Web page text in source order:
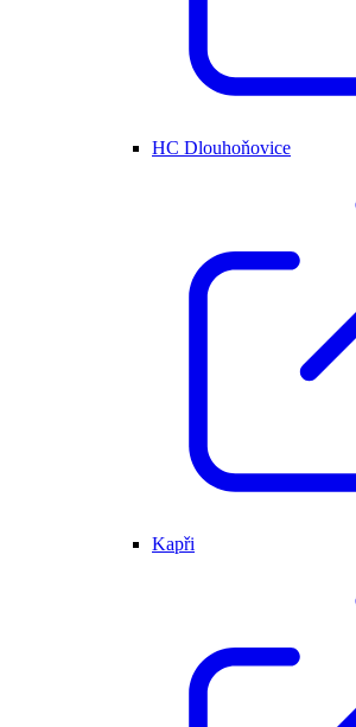
HC Dlouhoňovice
Kapři